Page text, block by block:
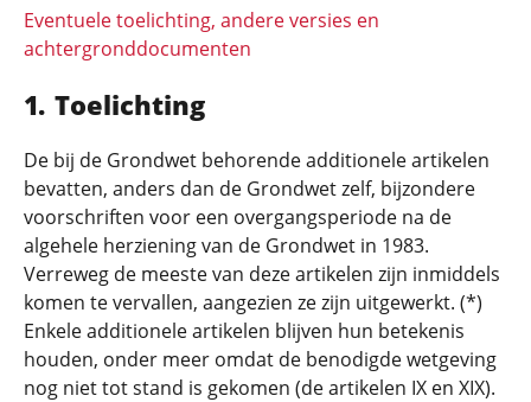
Eventuele toelichting, andere versies en
achtergronddocumenten
Toelichting
De bij de Grondwet behorende additionele artikelen
bevatten, anders dan de Grondwet zelf, bijzondere
voorschriften voor een overgangsperiode na de
algehele herziening van de Grondwet in 1983.
Verreweg de meeste van deze artikelen zijn inmiddels
komen te vervallen, aangezien ze zijn uitgewerkt. (*)
Enkele additionele artikelen blijven hun betekenis
houden, onder meer omdat de benodigde wetgeving
nog niet tot stand is gekomen (de artikelen IX en XIX).